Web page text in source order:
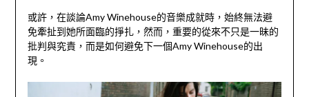
或許，在談論Amy Winehouse的音樂成就時，始終無法避
免牽扯到她所面臨的掙扎，然而，重要的從來不只是一昧的
批判與究責，而是如何避免下一個Amy Winehouse的出
現。